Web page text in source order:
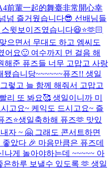
前輩一起的舞臺非常開心幸
넘 즐거웠습니다😎 선배님들
윗보이즈였습니다😆⭐️🫶🏻
으면서 무대도 하고 엠씨도
어요🙂 여수까지 먼 걸음 해
해준 퓨즈들 너무 고맙고 사랑
됐습니당~~~~~~퓨즈!! 생일
렇고 늘 함께 해줘서 고맙고
리 또 봐요🥰 생일이니까 미
고요~ 케익도 드시고요~ 즐
즈⭐️생일축하해 퓨즈🫶 맛있
자 ~ 🤗 그래도 콘서트하면
았다 🎉 마음만큼은 퓨즈데
나게 놀아야하는데 ~~~~~ 아
하루 보낼수 있도록 🫶 생일